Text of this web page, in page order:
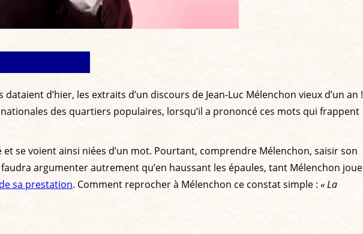
d’hier, les extraits d’un discours de Jean-Luc Mélenchon vieux d’un an !
des quartiers populaires, lorsqu’il a prononcé ces mots qui frappent
se voient ainsi niées d’un mot. Pourtant, comprendre Mélenchon, saisir son
argumenter autrement qu’en haussant les épaules, tant Mélenchon joue
sa prestation. Comment reprocher à Mélenchon ce constat simple : « La